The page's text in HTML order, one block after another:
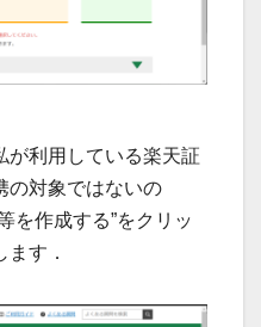
が利用している楽天証
の対象ではないの
を作成する”をクリッ
す．